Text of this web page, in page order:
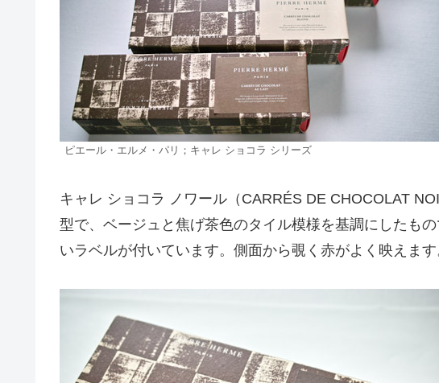
ピエール・エルメ・パリ；キャレ ショコラ シリーズ
キャレ ショコラ ノワール（CARRÉS DE CHOCOLAT
型で、ベージュと焦げ茶色のタイル模様を基調にしたも
いラベルが付いています。側面から覗く赤がよく映えます